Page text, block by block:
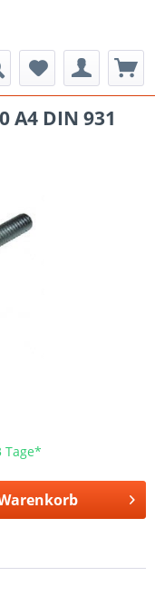
A4 DIN 931
Tage*